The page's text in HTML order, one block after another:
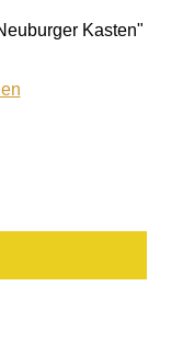
Kasten"